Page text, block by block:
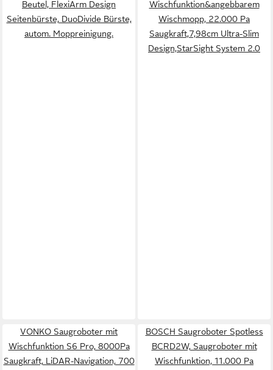
Beutel, FlexiArm Design
Seitenbürste, DuoDivide Bürste,
autom. Moppreinigung.
Wischfunktion&angebbarem
Wischmopp, 22.000 Pa
Saugkraft,7,98cm Ultra-Slim
Design,StarSight System 2.0
VONKO Saugroboter mit
Wischfunktion S6 Pro, 8000Pa
Saugkraft, LiDAR-Navigation, 700
BOSCH Saugroboter Spotless
BCRD2W, Saugroboter mit
Wischfunktion, 11.000 Pa